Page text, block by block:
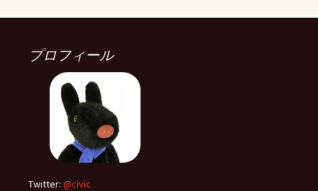
プロフィール
Twitter: @civic